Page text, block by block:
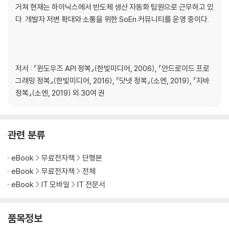
_ 권성직 GTONE 솔루션 사업부 CTO
경을 모두 체험할 수 있습니다.
30가지 실습 예제 제공: 30가지 다양한 실무형 실습 예제를 통해 현장감
을 익힙니다.
연습문제 해설
거쳐 현재는 하이닉스에서 반도체 생산 자동화 팀원으로 근무하고 있
다. 개발자 저변 확대와 소통을 위한 SoEn 커뮤니티를 운영 중이다.
저서 : 『윈도우즈 API 정복』(한빛미디어, 2006), 『안드로이드 프로
그래밍 정복』(한빛미디어, 2016), 『닷넷 정복』(소엔, 2019), 『자바
정복』(소엔, 2019) 외 30여 권
관련 분류
eBook 무료전자책
단행본
eBook
무료전자책
전체
eBook
IT 모바일 IT 전문서
품목정보